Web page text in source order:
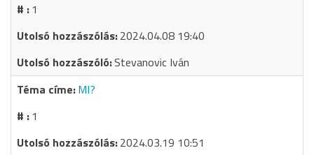
1
2024.04.08 19:40
Stevanovic Iván
MI?
1
2024.03.19 10:51